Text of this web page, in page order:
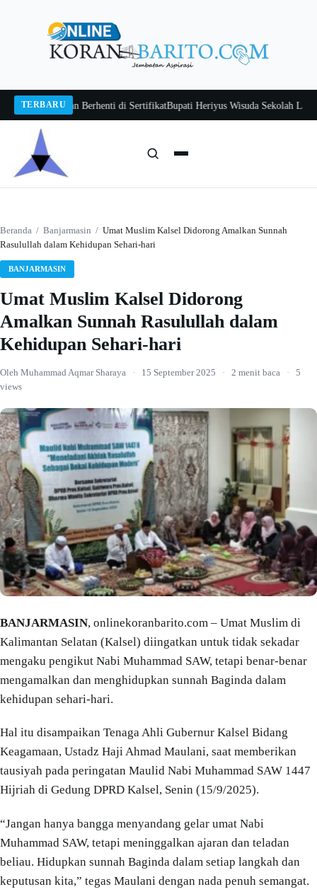
TERBARU
Jangan Berhenti di SertifikatBupati Heriyus Wisuda Sekolah Lansia
Beranda / Banjarmasin / Umat Muslim Kalsel Didorong Amalkan Sunnah
Rasulullah dalam Kehidupan Sehari-hari
BANJARMASIN
Umat Muslim Kalsel Didorong
Amalkan Sunnah Rasulullah dalam
Kehidupan Sehari-hari
Oleh Muhammad Aqmar Sharaya · 15 September 2025 · 2 menit baca ·
5
views
BANJARMASIN, onlinekoranbarito.com – Umat Muslim di
Kalimantan Selatan (Kalsel) diingatkan untuk tidak sekadar
mengaku pengikut Nabi Muhammad SAW, tetapi benar-benar
mengamalkan dan menghidupkan sunnah Baginda dalam
kehidupan sehari-hari.
Hal itu disampaikan Tenaga Ahli Gubernur Kalsel Bidang
Keagamaan, Ustadz Haji Ahmad Maulani, saat memberikan
tausiyah pada peringatan Maulid Nabi Muhammad SAW 1447
Hijriah di Gedung DPRD Kalsel, Senin (15/9/2025).
“Jangan hanya bangga menyandang gelar umat Nabi
Muhammad SAW, tetapi meninggalkan ajaran dan teladan
beliau. Hidupkan sunnah Baginda dalam setiap langkah dan
keputusan kita,” tegas Maulani dengan nada penuh semangat.